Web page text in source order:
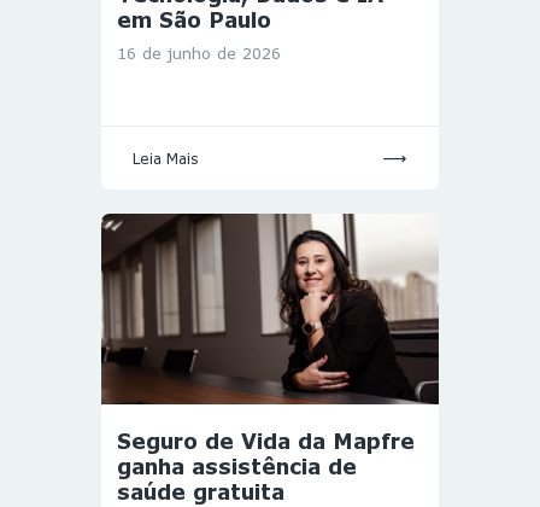
em São Paulo
16 de junho de 2026
Leia Mais
Seguro de Vida da Mapfre
ganha assistência de
saúde gratuita